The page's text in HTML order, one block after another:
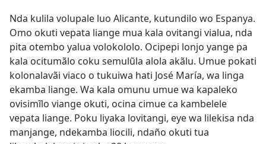
Nda kulila volupale luo Alicante, kutundilo wo Espanya.
Omo okuti vepata liange mua kala ovitangi vialua, nda
pita otembo yalua volokololo. Ocipepi lonjo yange pa
kala ocitumãlo coku semulũla alola akãlu. Umue pokati
kolonalavãi viaco o tukuiwa hati José María, wa linga
ekamba liange. Wa kala omunu umue wa kapaleko
ovisimĩlo viange okuti, ocina cimue ca kambelele
vepata liange. Poku liyaka lovitangi, eye wa lilekisa nda
manjange, ndekamba liocili, ndaño okuti tua